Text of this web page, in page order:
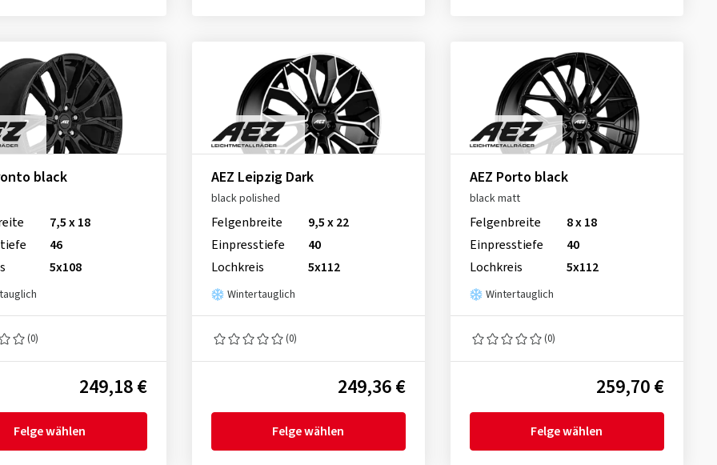
black
7,5 x 18
46
5x108
(0)
249,18 €
Felge wählen
AEZ Leipzig Dark
black polished
Felgenbreite
9,5 x 22
Einpresstiefe
40
Lochkreis
5x112
Wintertauglich
(0)
249,36 €
Felge wählen
AEZ Porto black
black matt
Felgenbreite
8 x 18
Einpresstiefe
40
Lochkreis
5x112
Wintertauglich
(0)
259,70 €
Felge wählen